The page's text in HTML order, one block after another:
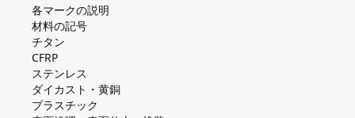
各マークの説明
材料の記号
チタン
CFRP
ステンレス
ダイカスト・⻩銅
プラスチック